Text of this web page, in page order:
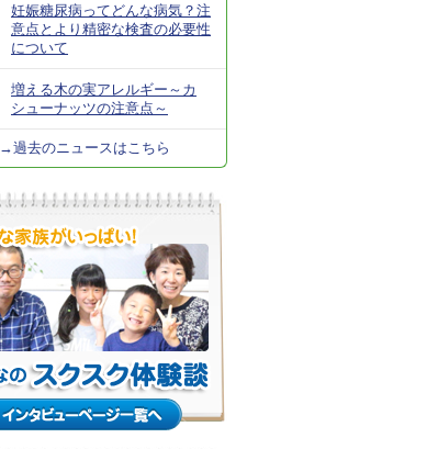
妊娠糖尿病ってどんな病気？注
意点とより精密な検査の必要性
について
増える木の実アレルギー～カ
シューナッツの注意点～
→過去のニュースはこちら